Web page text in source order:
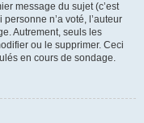
message du sujet (c’est
n’a voté, l’auteur
Autrement, seuls les
ou le supprimer. Ceci
en cours de sondage.